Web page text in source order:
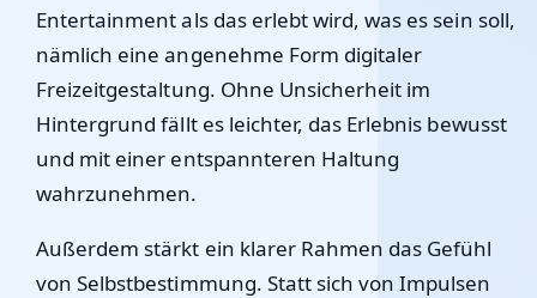
Entertainment als das erlebt wird, was es sein soll,
nämlich eine angenehme Form digitaler
Freizeitgestaltung. Ohne Unsicherheit im
Hintergrund fällt es leichter, das Erlebnis bewusst
und mit einer entspannteren Haltung
wahrzunehmen.
Außerdem stärkt ein klarer Rahmen das Gefühl
von Selbstbestimmung. Statt sich von Impulsen